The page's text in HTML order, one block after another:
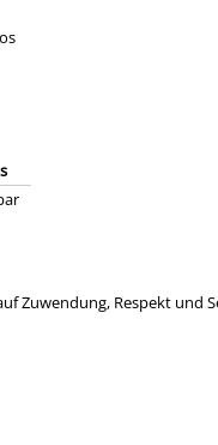
Zuwendung, Respekt